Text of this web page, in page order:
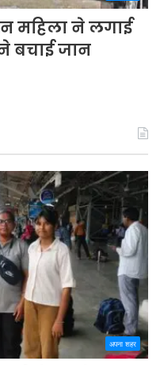
महिला ने लगाई
बचाई जान
अपना शहर